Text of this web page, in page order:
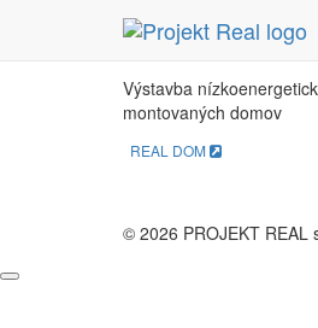
REAL DOM
Výstavba
montovaných domov
REAL DOM
© 2026 PROJEKT REAL